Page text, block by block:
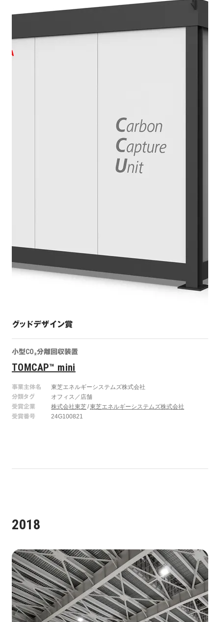
グッドデザイン賞
小型CO₂分離回収装置
TOMCAP™ mini
事業主体名
東芝エネルギーシステムズ株式会社
分類タグ
オフィス／店舗
受賞企業
株式会社東芝 東芝エネルギーシステムズ株式会社
受賞番号
24G100821
2018